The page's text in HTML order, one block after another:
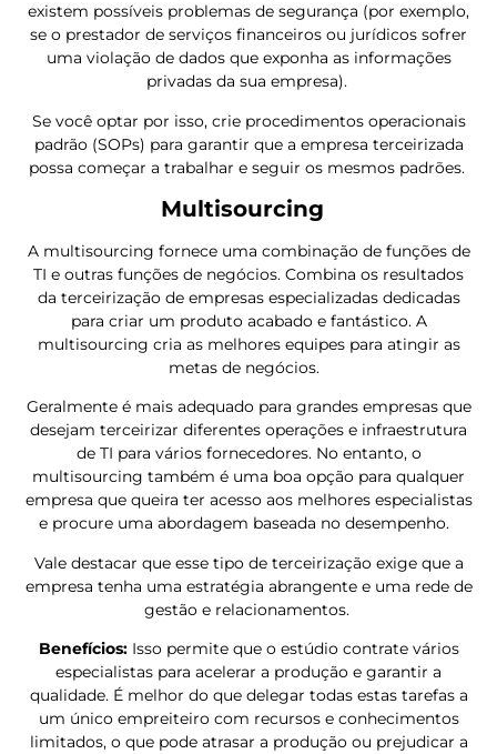
existem possíveis problemas de segurança (por exemplo,
se o prestador de serviços financeiros ou jurídicos sofrer
uma violação de dados que exponha as informações
privadas da sua empresa).
Se você optar por isso, crie procedimentos operacionais
padrão (SOPs) para garantir que a empresa terceirizada
possa começar a trabalhar e seguir os mesmos padrões.
Multisourcing
A multisourcing fornece uma combinação de funções de
TI e outras funções de negócios. Combina os resultados
da terceirização de empresas especializadas dedicadas
para criar um produto acabado e fantástico. A
multisourcing cria as melhores equipes para atingir as
metas de negócios.
Geralmente é mais adequado para grandes empresas que
desejam terceirizar diferentes operações e infraestrutura
de TI para vários fornecedores. No entanto, o
multisourcing também é uma boa opção para qualquer
empresa que queira ter acesso aos melhores especialistas
e procure uma abordagem baseada no desempenho.
Vale destacar que esse tipo de terceirização exige que a
empresa tenha uma estratégia abrangente e uma rede de
gestão e relacionamentos.
Benefícios: Isso permite que o estúdio contrate vários
especialistas para acelerar a produção e garantir a
qualidade. É melhor do que delegar todas estas tarefas a
um único empreiteiro com recursos e conhecimentos
limitados, o que pode atrasar a produção ou prejudicar a